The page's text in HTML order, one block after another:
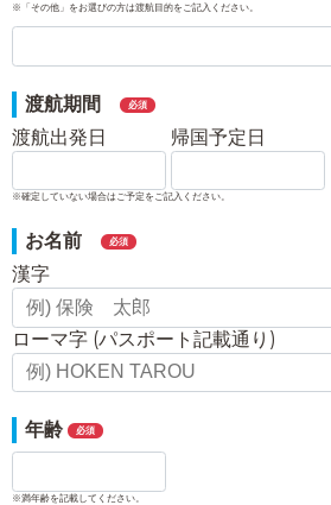
※「その他」をお選びの方は渡航目的をご記入ください。
渡航期間 必須
渡航出発日 帰国予定日
※確定していない場合はご予定をご記入ください。
お名前 必須
漢字
ローマ字 (パスポート記載通り)
年齢 必須
※満年齢を記載してください。